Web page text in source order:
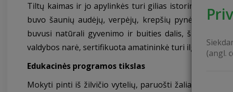
(angl.
Tiltų kaimas ir jo apylinkės turi gilias istorines šaknis
buvo šaunių audėjų, verpėjų, krepšių pynėjų,
buvusi natūrali gyvenimo ir buities dalis, šiuo metu
valdybos narė, sertifikuota amatininkė turi ilgametę
Edukacinės programos tikslas
Mokyti pinti iš žilvičio vytelių, paruošti žaliavas,